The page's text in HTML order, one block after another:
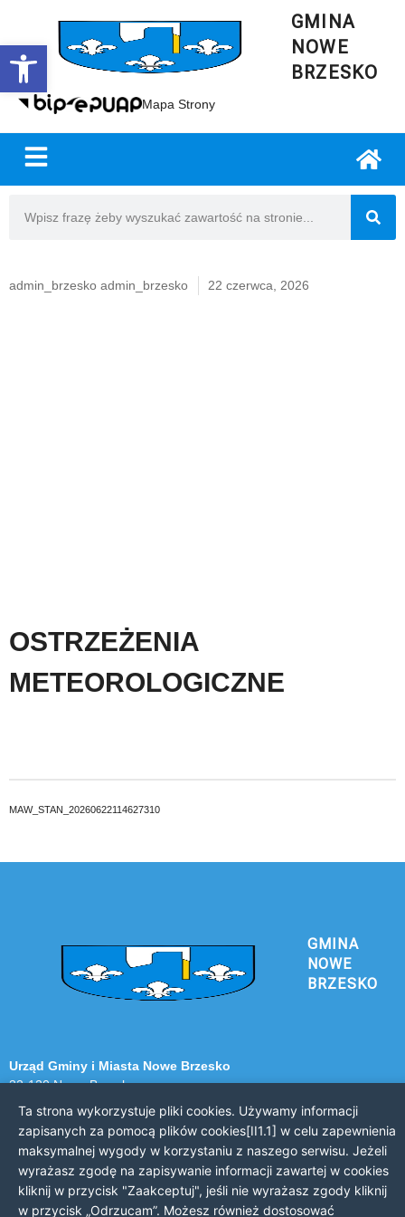
Open toolbar
GMINA
NOWE
BRZESKO
Mapa Strony
admin_brzesko admin_brzesko 22 czerwca, 2026
OSTRZEŻENIA
METEOROLOGICZNE
MAW_STAN_20260622114627310
GMINA
NOWE
BRZESKO
Urząd Gminy i Miasta Nowe Brzesko
32-120 Nowe Brzesko
ul. Krakowska 44
KONTAKT Z URZĘDEM
Telefon: 12 385 20 94
Faks: 12 385 03 55
Email: sekretariat@nowe-brzesko.pl
Ta strona wykorzystuje pliki cookies. Używamy informacji
zapisanych za pomocą plików cookies[II1.1] w celu zapewnienia
maksymalnej wygody w korzystaniu z naszego serwisu. Jeżeli
wyrażasz zgodę na zapisywanie informacji zawartej w cookies
kliknij w przycisk "Zaakceptuj", jeśli nie wyrażasz zgody kliknij
w przycisk „Odrzucam”. Możesz również dostosować